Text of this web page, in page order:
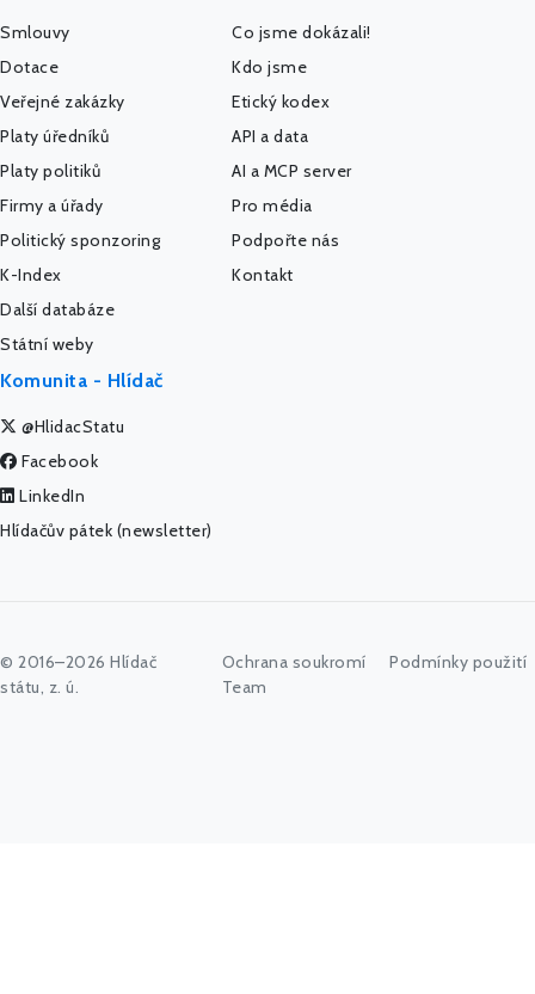
Smlouvy
Dotace
Veřejné zakázky
Platy úředníků
Platy politiků
Firmy a úřady
Politický sponzoring
K-Index
Další databáze
Státní weby
Co jsme dokázali!
Kdo jsme
Etický kodex
API a data
AI a MCP server
Pro média
Podpořte nás
Kontakt
Komunita - Hlídač
@HlidacStatu
Facebook
LinkedIn
Hlídačův pátek (newsletter)
© 2016–2026 Hlídač
státu, z. ú.
Ochrana soukromí
Podmínky použití
Team